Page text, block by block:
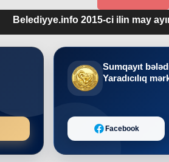
2015-ci ilin may ayının 25-i
Sumqayıt
Yaradıcılıq
Facebook